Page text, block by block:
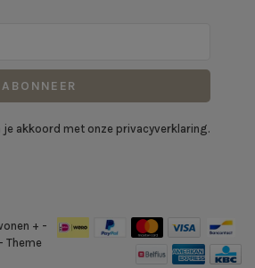
ABONNEER
je akkoord met onze privacyverklaring.
+ -
- Theme